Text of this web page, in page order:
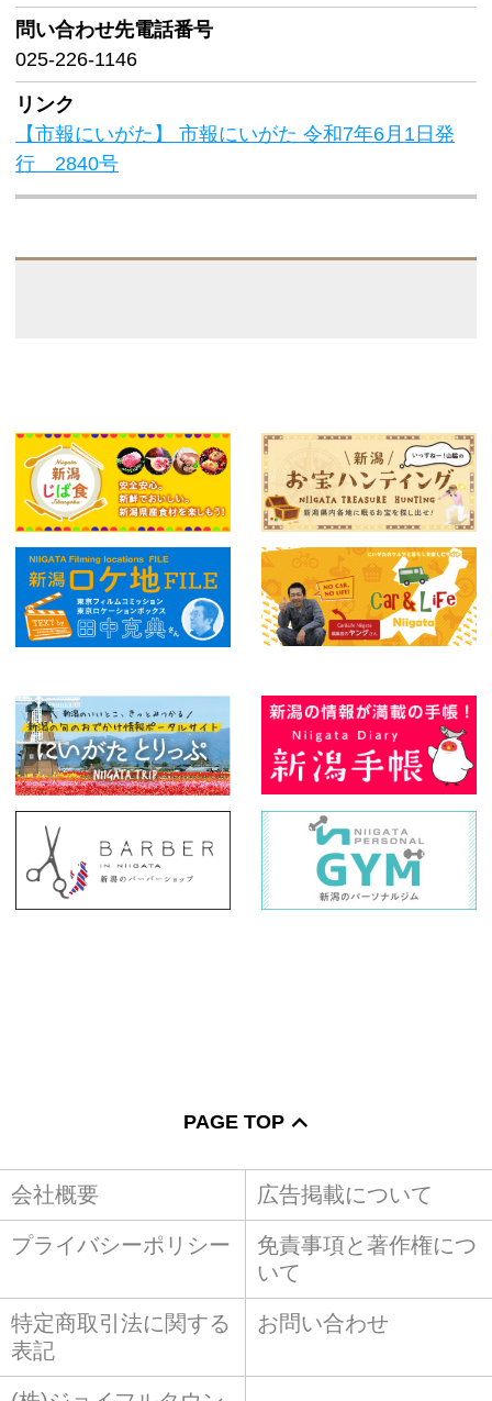
問い合わせ先電話番号
025-226-1146
リンク
【市報にいがた】 市報にいがた 令和7年6月1日発
行 2840号
PAGE TOP
会社概要 広告掲載について
プライバシーポリシー
免責事項と著作権につ
いて
特定商取引法に関する
表記
お問い合わせ